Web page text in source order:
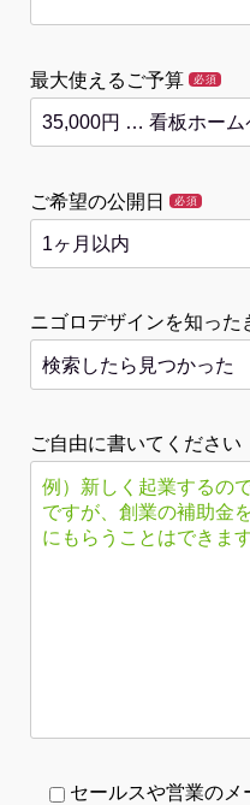
最大使えるご予算 必須
ご希望の公開日 必須
ニゴロデザインを知った
ご自由に書いてください
セールスや営業のメ